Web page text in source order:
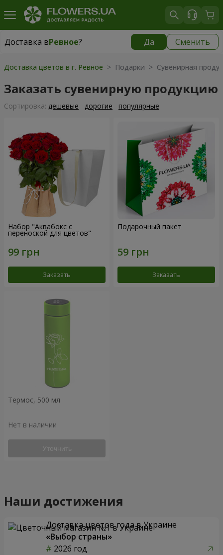
Доставка вРевное? Да Сменить
Доставка вРевное|
Доставка цветов в г. Ревное > Подарки > Сувенирная
Заказать сувенирную продукцию
Cортировка: дешевые дорогие популярные
Набор "Аквабокс с
переноской для цветов"
Заказать
Подарочный пакет
Заказать
Термос, 500 мл
Нет в наличии
Уточнить
Наши достижения
Доставка цветов года в Украине
«Выбор страны»
2026 год